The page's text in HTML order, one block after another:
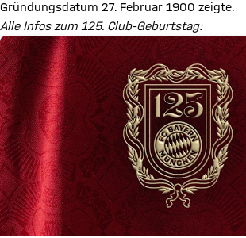
Gründungsdatum 27. Februar 1900 zeigte.
Alle Infos zum 125. Club-Geburtstag: